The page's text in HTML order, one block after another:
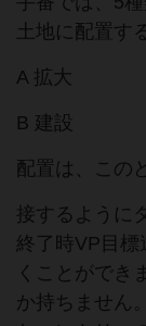
土地に配置す
A 拡大
B 建設
配置は、この
接するように
終了時VP目
くことができ
か持ちません